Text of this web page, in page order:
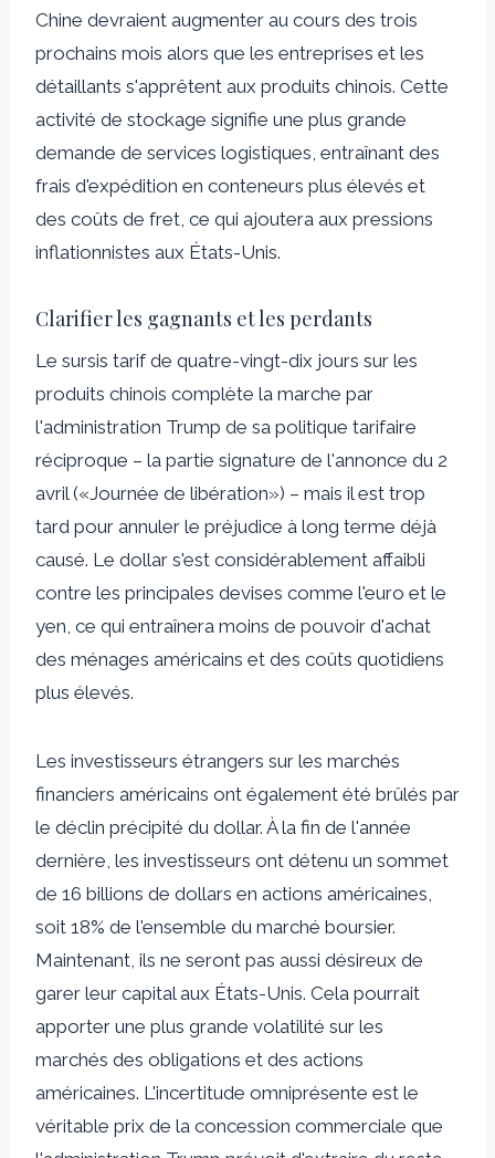
Chine devraient augmenter au cours des trois
prochains mois alors que les entreprises et les
détaillants s'apprêtent aux produits chinois. Cette
activité de stockage signifie une plus grande
demande de services logistiques, entraînant des
frais d'expédition en conteneurs plus élevés et
des coûts de fret, ce qui ajoutera aux pressions
inflationnistes aux États-Unis.
Clarifier les gagnants et les perdants
Le sursis tarif de quatre-vingt-dix jours sur les
produits chinois complète la marche par
l'administration Trump de sa politique tarifaire
réciproque – la partie signature de l'annonce du 2
avril («Journée de libération») – mais il est trop
tard pour annuler le préjudice à long terme déjà
causé. Le dollar s'est considérablement affaibli
contre les principales devises comme l'euro et le
yen, ce qui entraînera moins de pouvoir d'achat
des ménages américains et des coûts quotidiens
plus élevés.
Les investisseurs étrangers sur les marchés
financiers américains ont également été brûlés par
le déclin précipité du dollar. À la fin de l'année
dernière, les investisseurs ont détenu un sommet
de 16 billions de dollars en actions américaines,
soit 18% de l'ensemble du marché boursier.
Maintenant, ils ne seront pas aussi désireux de
garer leur capital aux États-Unis. Cela pourrait
apporter une plus grande volatilité sur les
marchés des obligations et des actions
américaines. L'incertitude omniprésente est le
véritable prix de la concession commerciale que